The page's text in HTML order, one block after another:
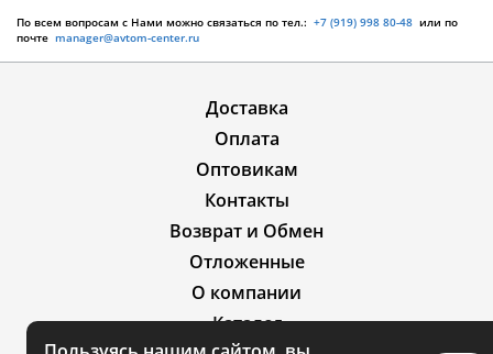
По всем вопросам с Нами можно связаться по тел.: +7 (919) 998 80-48 или по
почте manager@avtom-center.ru
Доставка
Оплата
Оптовикам
Контакты
Возврат и Обмен
Отложенные
О компании
Каталог